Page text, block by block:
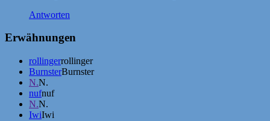
Antworten
Erwähnungen
rollingerrollinger
BurnsterBurnster
N.N.
nufnuf
N.N.
IwiIwi